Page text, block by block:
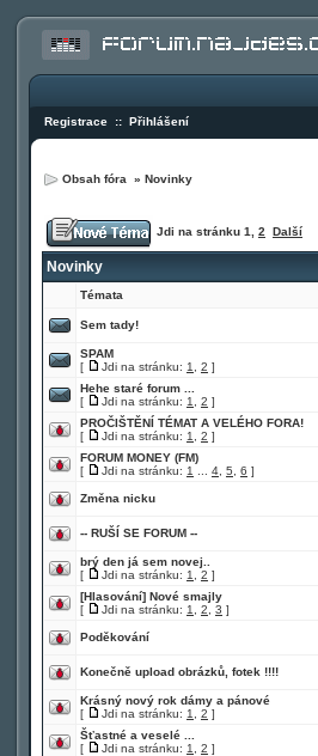
Registrace :: Přihlášení
Obsah fóra » Novinky
Jdi na stránku 1 2 Další
Novinky
Témata
Sem tady!
SPAM
[
Jdi na stránku: 1 2 ]
Hehe staré forum ...
[
Jdi na stránku: 1 2 ]
PROČIŠTĚNÍ TÉMAT A VELÉHO FORA!
[
Jdi na stránku: 1 2 ]
FORUM MONEY (FM)
[
Jdi na stránku: 1 4 5 6 ]
Změna nicku
-- RUŠÍ SE FORUM --
brý den já sem novej..
[
Jdi na stránku: 1 2 ]
[Hlasování] Nové smajly
[
Jdi na stránku: 1 2 3 ]
Poděkování
Konečně upload obrázků, fotek !!!!
Krásný nový rok dámy a pánové
[
Jdi na stránku: 1 2 ]
Šťastné a veselé ...
[
Jdi na stránku: 1 2 ]